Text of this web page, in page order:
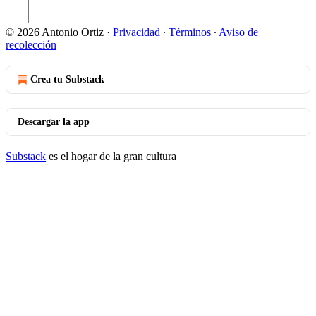
© 2026 Antonio Ortiz · Privacidad ∙ Términos ∙ Aviso de
recolección
Crea tu Substack
Descargar la app
Substack es el hogar de la gran cultura